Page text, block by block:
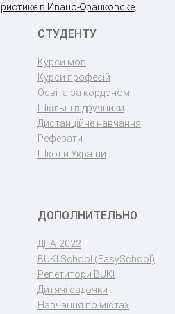
в Ивано-Франковске
СТУДЕНТУ
Курси мов
Курси професій
Освіта за кордоном
Шкільні підручники
Дистанційне навчання
Реферати
Школи України
ДОПОЛНИТЕЛЬНО
ДПА-2022
BUKI School (EasySchool)
Репетитори BUKI
Дитячі садочки
Навчання по містах